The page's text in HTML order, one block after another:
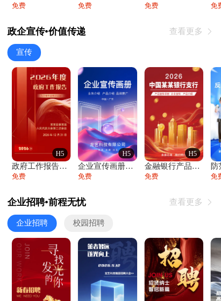
免费 免费 免费 免
政企宣传•价值传递 查看更多 
宣传
H5
政府工作报告政府年终工作总结
免费
H5
企业宣传画册公司简介产品介绍业务宣传手册
免费
H5
金融银行产品宣传手册企业宣传产品介绍
免费
防
免
企业招聘•前程无忧 查看更多 
企业招聘 校园招聘